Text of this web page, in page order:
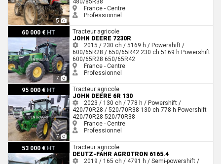
5
France - Centre
Professionnel
60 000 € HT
7
John Deere 7230R
Tracteur agricole
JOHN DEERE 7230R
2015 / 230 ch / 5169 h / Powershift /
600/65R28 / 650/65R42 230 ch 5169 h Powershift
600/65R28 650/65R42
France - Centre
Professionnel
95 000 € HT
7
John Deere 6R 130
Tracteur agricole
JOHN DEERE 6R 130
2023 / 130 ch / 778 h / Powershift /
420/70R28 / 520/70R38 130 ch 778 h Powershift
420/70R28 520/70R38
France - Centre
Professionnel
53 000 € HT
Deutz-Fahr AGROTRON 6165.4Tracteur agricole
DEUTZ-FAHR AGROTRON 6165.4
2019 / 165 ch / 4791 h / Semi-powershift /